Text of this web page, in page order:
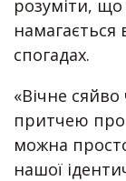
розуміти, що
намагається
спогадах.
«Вічне
притчею про
можна
нашої